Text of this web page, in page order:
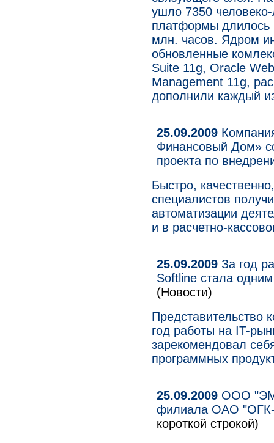
ушло 7350 человеко-
платформы длилось
млн. часов. Ядром
обновленные
Suite 11g, Oracle
Management 11g,
дополнили каждый
25.09.2009
Финансовый Дом»
проекта по
Быстро,
специалистов
автоматизации
и в расчетно-
25.09.2009 За год
Softline стала
(Новости)
Представительство
год работы на IT-
зарекомендовал
программных
25.09.2009 ООО
филиала ОАО "ОГК-
короткой строкой)